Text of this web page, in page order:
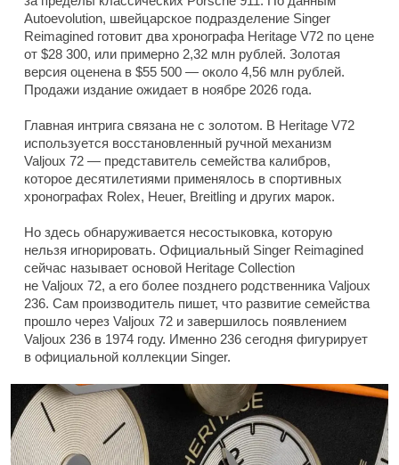
Autoevolution, швейцарское подразделение Singer
Reimagined готовит два хронографа Heritage V72 по цене
от $28 300, или примерно 2,32 млн рублей. Золотая
версия оценена в $55 500 — около 4,56 млн рублей.
Продажи издание ожидает в ноябре 2026 года.
Главная интрига связана не с золотом. В Heritage V72
используется восстановленный ручной механизм
Valjoux 72 — представитель семейства калибров,
которое десятилетиями применялось в спортивных
хронографах Rolex, Heuer, Breitling и других марок.
Но здесь обнаруживается несостыковка, которую
нельзя игнорировать. Официальный Singer Reimagined
сейчас называет основой Heritage Collection
не Valjoux 72, а его более позднего родственника Valjoux
236. Сам производитель пишет, что развитие семейства
прошло через Valjoux 72 и завершилось появлением
Valjoux 236 в 1974 году. Именно 236 сегодня фигурирует
в официальной коллекции Singer.